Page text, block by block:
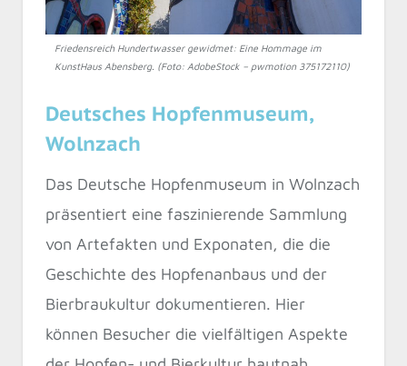
Friedensreich Hundertwasser gewidmet: Eine Hommage im
KunstHaus Abensberg. (Foto: AdobeStock – pwmotion 375172110)
Deutsches Hopfenmuseum,
Wolnzach
Das Deutsche Hopfenmuseum in Wolnzach
präsentiert eine faszinierende Sammlung
von Artefakten und Exponaten, die die
Geschichte des Hopfenanbaus und der
Bierbraukultur dokumentieren. Hier
können Besucher die vielfältigen Aspekte